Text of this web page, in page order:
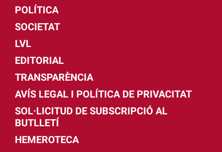
POLÍTICA
SOCIETAT
LVL
EDITORIAL
TRANSPARÈNCIA
AVÍS LEGAL I POLÍTICA DE PRIVACITAT
SOL·LICITUD DE SUBSCRIPCIÓ AL
BUTLLETÍ
HEMEROTECA